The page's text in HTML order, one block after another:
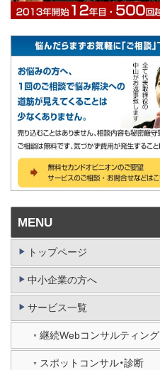
MENU
トップページ
中小企業の方へ
サービス一覧
継続Webコンサルティング
スポットコンサル・診断